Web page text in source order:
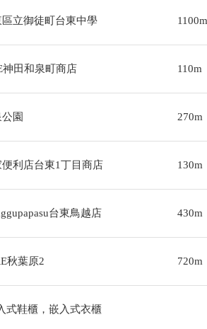
區立御徒町台東中學 1100m
神田和泉町商店 110m
園 270m
利店台東1丁目商店 130m
台東鳥越店 430m
秋葉原2 720m
式鞋櫃，嵌入式衣櫃